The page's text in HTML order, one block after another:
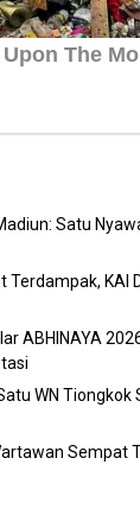
Satu
Terdampak, KAI
ABHINAYA
WN Tiongkok
Sempat